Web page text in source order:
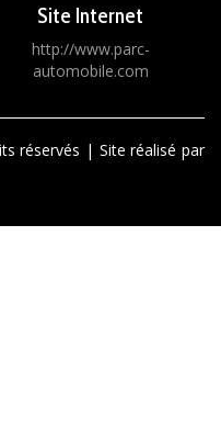
Site Internet
http://www.parc-
automobile.com
réservés | Site réalisé par